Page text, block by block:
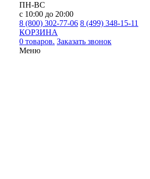
ПН-ВС
с 10:00 до 20:00
8 (800) 302-77-06 8 (499) 348-15-11
КОРЗИНА
0 товаров. Заказать звонок
Меню